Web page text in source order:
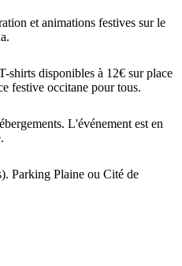
et animations festives sur le
shirts disponibles à 12€ sur place
festive occitane pour tous.
L'événement est en
Parking Plaine ou Cité de